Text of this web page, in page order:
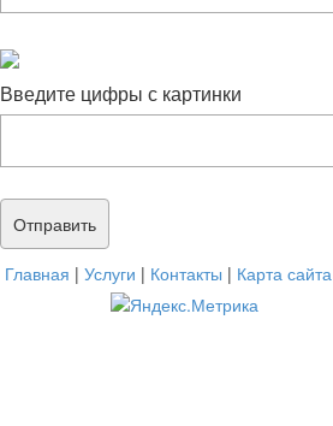
Введите цифры с картинки
Главная | Услуги | Контакты | Карта сайта